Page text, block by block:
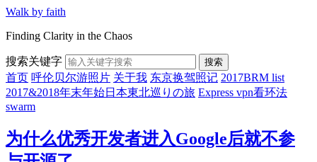
Walk by faith
Finding Clarity in the Chaos
搜索关键字 搜索
首页 呼伦贝尔游照片 关于我 东京换驾照记 2017BRM list
2017&2018年末年始日本東北巡りの旅 Express vpn看环法
swarm
为什么优秀开发者进入Google后就不参